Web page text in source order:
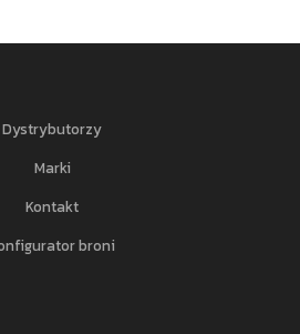
Dystrybutorzy
Marki
Kontakt
broni